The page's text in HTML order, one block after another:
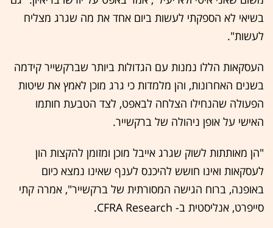
בשיאי לא הספקתי לעשות ביום אחד את מה שגרג מצליח
לעשות".
העסקאות הללו נמנות עם הגדולות ביותר שברקשייר קידמה
בשנים האחרונות, והן מלמדות כי גרג מוכן לאמץ את שיטות
הפעולה שהנחילו הצלחה לבאפט, לצד הטבעת חותמו
האישי על אופן ניהולה של ברקשייר.
"הן מאותתות לשוק שגרג אייבל מוכן ומזומן להקצות הון
לעסקאות ואינו חושש להיכנס לענף שאינו נמצא כיום
באופנה, ברוח הגישה המסורתית של ברקשייר", אמרה קתי
סייפרט, אנליסטית ב- CFRA Research.